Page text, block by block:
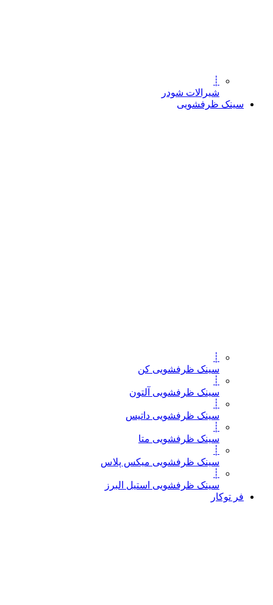
┊
شیرالات شودر
سینک ظرفشویی
┊
سینک ظرفشویی کن
┊
سینک ظرفشویی آلتون
┊
سینک ظرفشویی داتیس
┊
سینک ظرفشویی متا
┊
سینک ظرفشویی میکس پلاس
┊
سینک ظرفشویی استیل البرز
فر توکار